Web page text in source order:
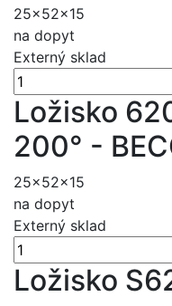
25x52x15
na dopyt
Externý sklad
Ložisko
200° -
25x52x15
na dopyt
Externý sklad
Ložisko